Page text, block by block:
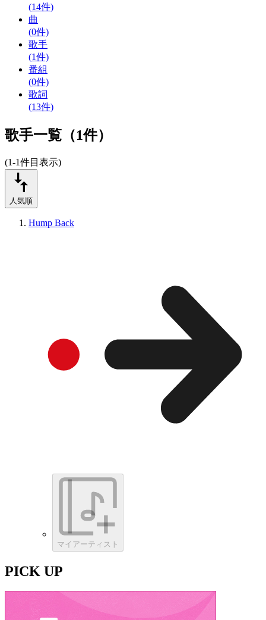
(14件)
曲
(0件)
歌手
(1件)
番組
(0件)
歌詞
(13件)
歌手一覧（1件）
(1-1件目表示)
人気順
Hump Back
マイアーティスト
PICK UP